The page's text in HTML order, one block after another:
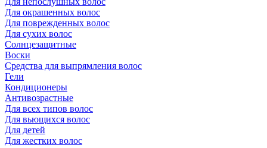
Для окрашенных волос
Для поврежденных волос
Для сухих волос
Солнцезащитные
Воски
Средства для выпрямления волос
Гели
Кондиционеры
Антивозрастные
Для всех типов волос
Для вьющихся волос
Для детей
Для жестких волос